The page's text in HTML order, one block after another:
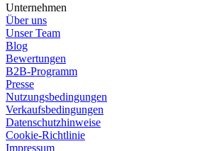
Unternehmen
Über uns
Unser Team
Blog
Bewertungen
B2B-Programm
Presse
Nutzungsbedingungen
Verkaufsbedingungen
Datenschutzhinweise
Cookie-Richtlinie
Impressum